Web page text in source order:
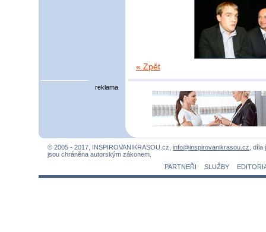
« Zpět
reklama
© 2005 - 2017, INSPIROVANIKRASOU.cz, info@inspirovanikrasou.cz ,
jsou chráněna autorským zákonem.
PARTNEŘI
SLUŽBY